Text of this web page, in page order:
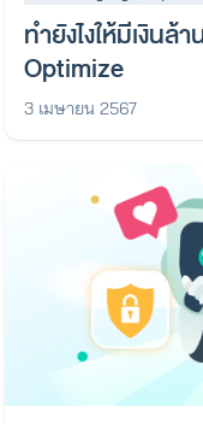
ทำยังไงให้มีเงินล้
Optimize
3 เมษายน 2567